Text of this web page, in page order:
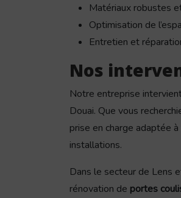
Matériaux robustes
Optimisation de
Entretien et
Nos
Notre entreprise
Douai. Que vous
prise en charge adaptée
installations.
Dans le secteur de Lens
rénovation de portes